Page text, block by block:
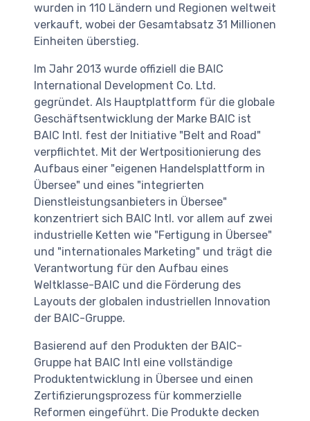
wurden in 110 Ländern und Regionen weltweit
verkauft, wobei der Gesamtabsatz 31 Millionen
Einheiten überstieg.
Im Jahr 2013 wurde offiziell die BAIC
International Development Co. Ltd.
gegründet. Als Hauptplattform für die globale
Geschäftsentwicklung der Marke BAIC ist
BAIC Intl. fest der Initiative "Belt and Road"
verpflichtet. Mit der Wertpositionierung des
Aufbaus einer "eigenen Handelsplattform in
Übersee" und eines "integrierten
Dienstleistungsanbieters in Übersee"
konzentriert sich BAIC Intl. vor allem auf zwei
industrielle Ketten wie "Fertigung in Übersee"
und "internationales Marketing" und trägt die
Verantwortung für den Aufbau eines
Weltklasse-BAIC und die Förderung des
Layouts der globalen industriellen Innovation
der BAIC-Gruppe.
Basierend auf den Produkten der BAIC-
Gruppe hat BAIC Intl eine vollständige
Produktentwicklung in Übersee und einen
Zertifizierungsprozess für kommerzielle
Reformen eingeführt. Die Produkte decken